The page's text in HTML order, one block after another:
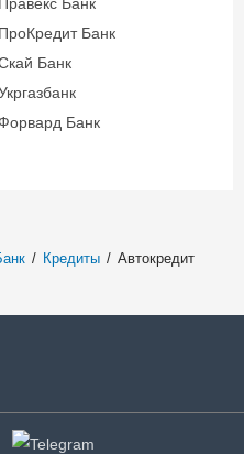
ПроКредит Банк
Банк
Банк
/ Кредиты / Автокредит